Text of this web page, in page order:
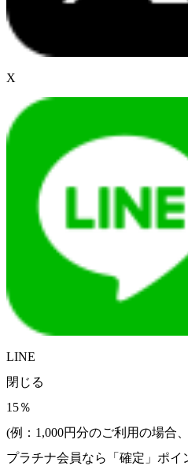
X
LINE
閉じる
15％
(例：1,000円分のご利用の場合、
プラチナ会員なら
「確定」 ポイ